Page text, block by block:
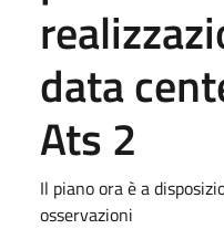
data
Ats 2
Il piano ora è a
osservazioni